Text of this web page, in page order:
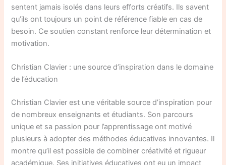
sentent jamais isolés dans leurs efforts créatifs. Ils savent
qu’ils ont toujours un point de référence fiable en cas de
besoin. Ce soutien constant renforce leur détermination et
motivation.
Christian Clavier : une source d’inspiration dans le domaine
de l’éducation
Christian Clavier est une véritable source d’inspiration pour
de nombreux enseignants et étudiants. Son parcours
unique et sa passion pour l’apprentissage ont motivé
plusieurs à adopter des méthodes éducatives innovantes. Il
montre qu’il est possible de combiner créativité et rigueur
académique. Ses initiatives éducatives ont eu un impact